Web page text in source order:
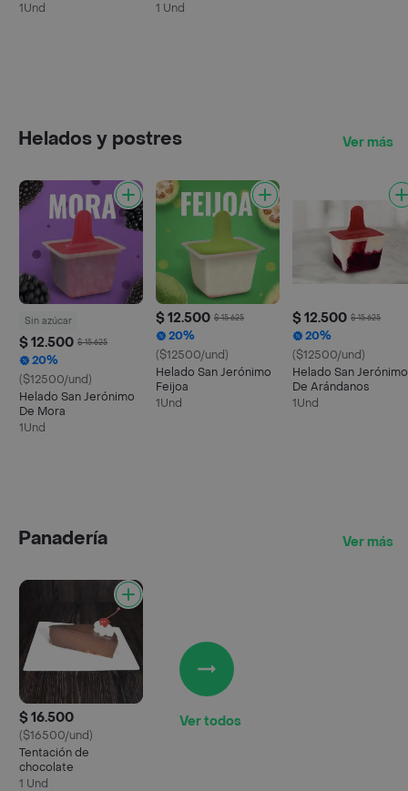
1Und
1 Und
Helados y postres Ver más
Sin azúcar
$ 12.500 $ 15.625
20%
($12500/und)
Helado San Jerónimo
De Mora
1Und
$ 12.500 $ 15.625
20%
($12500/und)
Helado San Jerónimo
Feijoa
1Und
$ 12.500 $ 15.625
20%
($12500/und)
Helado San Jerónimo
De Arándanos
1Und
Panadería Ver más
$ 16.500
($16500/und)
Tentación de
chocolate
1 Und
Ver todos